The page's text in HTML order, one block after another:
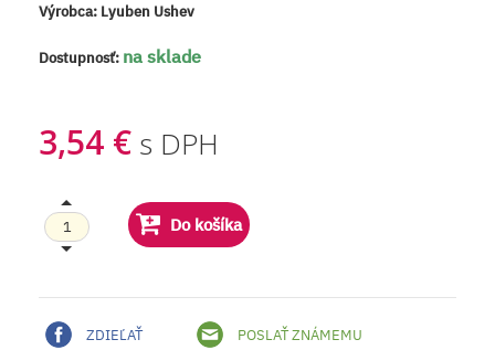
Výrobca: Lyuben Ushev
Dostupnosť: na sklade
3,54 € s DPH
Do košíka
ZDIEĽAŤ POSLAŤ ZNÁMEMU